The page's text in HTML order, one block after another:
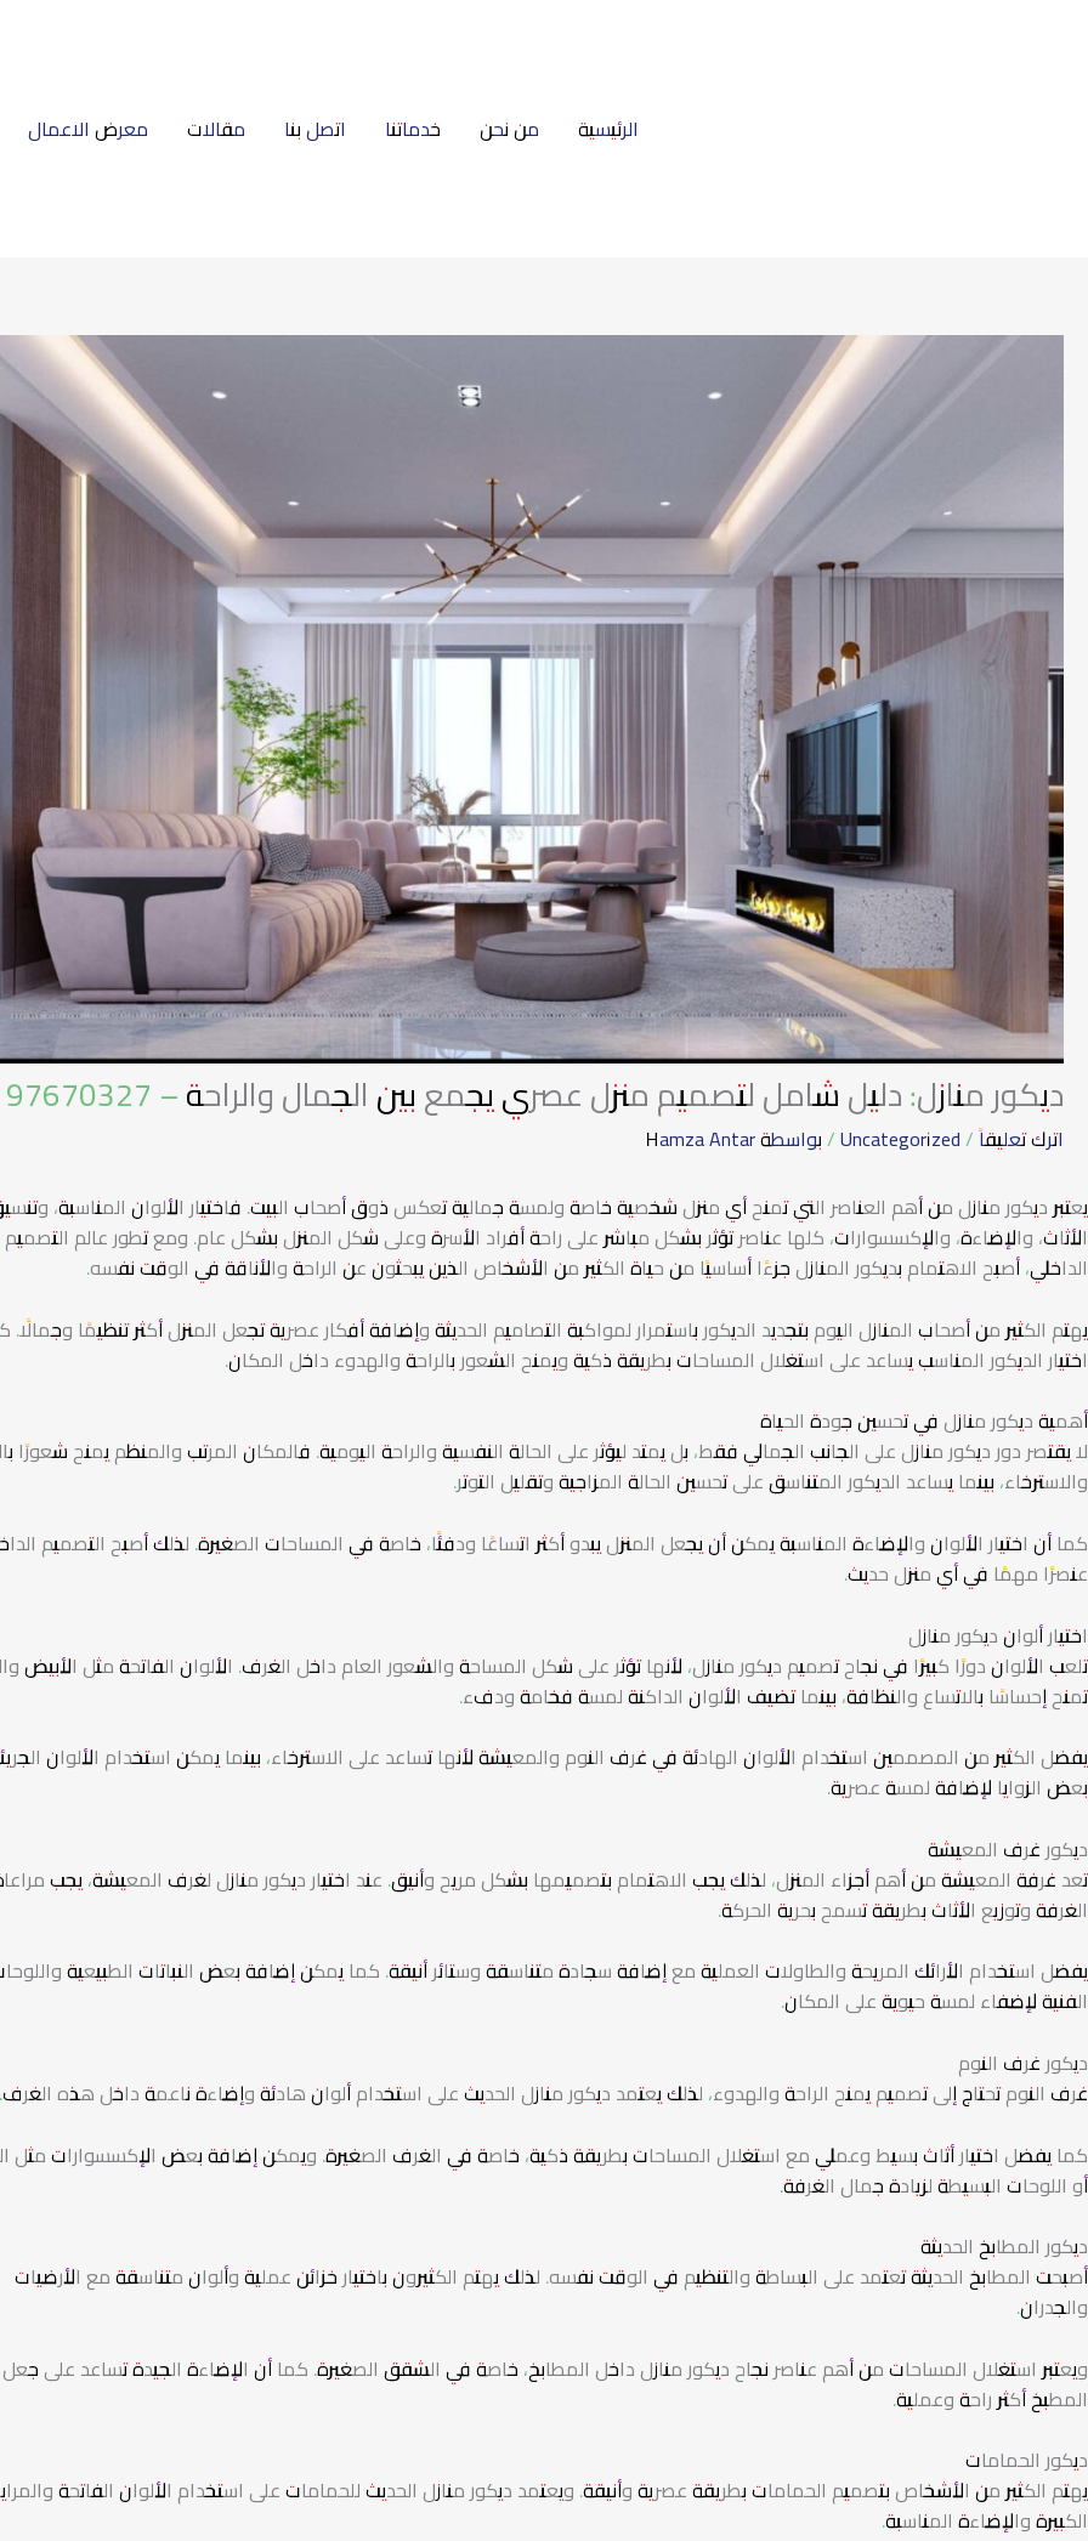
الرئيسية
من نحن خدماتنا اتصل بنا مقالات معرض الاعمال
ديكور منازل: دليل شامل لتصميم منزل عصري يجمع بين الجمال والراحة – 97670327
اترك تعليقاً/
Uncategorized/ بواسطةHamza Antar
يعتبر ديكور منازل من أهم العناصر التي تمنح أي منزل شخصية خاصة ولمسة جمالية تعكس ذوق أصحاب البيت. فاختيار الألوان المناسبة،
الأثاث، والإضاءة، والإكسسوارات، كلها عناصر تؤثر بشكل مباشر على راحة أفراد الأسرة وعلى شكل المنزل بشكل عام. ومع تطور عالم التصميم
الداخلي، أصبح الاهتمام بديكور المنازل جزءًا أساسيًا من حياة الكثير من الأشخاص الذين يبحثون عن الراحة والأناقة في الوقت نفسه.
يهتم الكثير من أصحاب المنازل اليوم بتجديد الديكور باستمرار لمواكبة التصاميم الحديثة وإضافة أفكار عصرية تجعل المنزل أكثر تنظيمًا وجمالًا.
اختيار الديكور المناسب يساعد على استغلال المساحات بطريقة ذكية ويمنح الشعور بالراحة والهدوء داخل المكان.
أهمية ديكور منازل في تحسين جودة الحياة
لا يقتصر دور ديكور منازل على الجانب الجمالي فقط، بل يمتد ليؤثر على الحالة النفسية والراحة اليومية. فالمكان المرتب والمنظم يمنح شعورًا
والاسترخاء، بينما يساعد الديكور المتناسق على تحسين الحالة المزاجية وتقليل التوتر.
كما أن اختيار الألوان والإضاءة المناسبة يمكن أن يجعل المنزل يبدو أكثر اتساعًا ودفئًا، خاصة في المساحات الصغيرة. لذلك أصبح التصميم
عنصرًا مهمًا في أي منزل حديث.
اختيار ألوان ديكور منازل
تلعب الألوان دورًا كبيرًا في نجاح تصميم ديكور منازل، لأنها تؤثر على شكل المساحة والشعور العام داخل الغرف. الألوان الفاتحة مثل الأبيض
تمنح إحساسًا بالاتساع والنظافة، بينما تضيف الألوان الداكنة لمسة فخامة ودفء.
يفضل الكثير من المصممين استخدام الألوان الهادئة في غرف النوم والمعيشة لأنها تساعد على الاسترخاء، بينما يمكن استخدام الألوان
بعض الزوايا لإضافة لمسة عصرية.
ديكور غرف المعيشة
تعد غرفة المعيشة من أهم أجزاء المنزل، لذلك يجب الاهتمام بتصميمها بشكل مريح وأنيق. عند اختيار ديكور منازل لغرف المعيشة، يجب
الغرفة وتوزيع الأثاث بطريقة تسمح بحرية الحركة.
يفضل استخدام الأرائك المريحة والطاولات العملية مع إضافة سجادة متناسقة وستائر أنيقة. كما يمكن إضافة بعض النباتات الطبيعية
الفنية لإضفاء لمسة حيوية على المكان.
ديكور غرف النوم
غرف النوم تحتاج إلى تصميم يمنح الراحة والهدوء، لذلك يعتمد ديكور منازل الحديث على استخدام ألوان هادئة وإضاءة ناعمة داخل هذه الغرف.
كما يفضل اختيار أثاث بسيط وعملي مع استغلال المساحات بطريقة ذكية، خاصة في الغرف الصغيرة. ويمكن إضافة بعض الإكسسوارات مثل
أو اللوحات البسيطة لزيادة جمال الغرفة.
ديكور المطابخ الحديثة
أصبحت المطابخ الحديثة تعتمد على البساطة والتنظيم في الوقت نفسه. لذلك يهتم الكثيرون باختيار خزائن عملية وألوان متناسقة مع الأرضيات
والجدران.
ويعتبر استغلال المساحات من أهم عناصر نجاح ديكور منازل داخل المطابخ، خاصة في الشقق الصغيرة. كما أن الإضاءة الجيدة تساعد على جعل
المطبخ أكثر راحة وعملية.
ديكور الحمامات
يهتم الكثير من الأشخاص بتصميم الحمامات بطريقة عصرية وأنيقة. ويعتمد ديكور منازل الحديث للحمامات على استخدام الألوان الفاتحة
الكبيرة والإضاءة المناسبة.